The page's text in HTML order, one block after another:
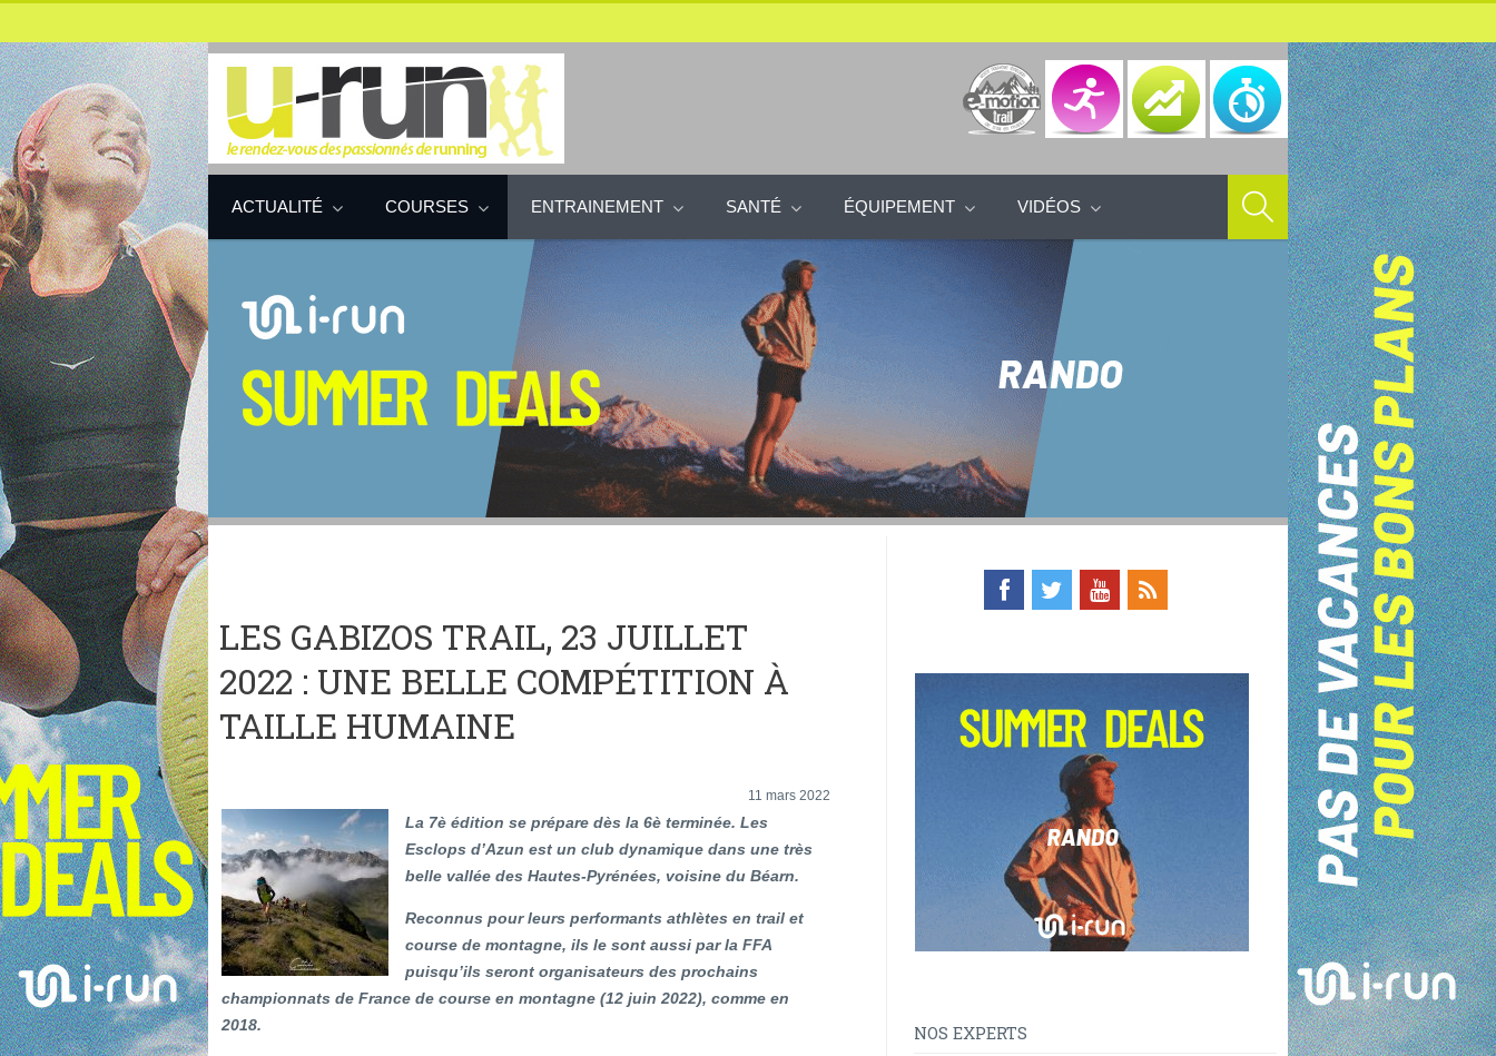
ACTUALITÉ COURSES ENTRAINEMENT SANTÉ ÉQUIPEMENT VIDÉOS
LES GABIZOS TRAIL, 23 JUILLET
2022 : UNE BELLE COMPÉTITION À
TAILLE HUMAINE
11 mars 2022
La 7è édition se prépare dès la 6è terminée. Les
Esclops d’Azun est un club dynamique dans une très
belle vallée des Hautes-Pyrénées, voisine du Béarn.
Reconnus pour leurs performants athlètes en trail et
course de montagne, ils le sont aussi par la FFA
puisqu’ils seront organisateurs des prochains
championnats de France de course en montagne (12 juin 2022), comme en
2018.
NOS EXPERTS